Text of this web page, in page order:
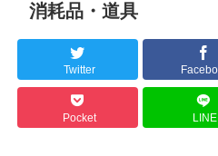
消耗品・道具
Twitter
Pocket LINE